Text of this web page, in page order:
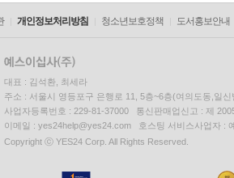
개인정보처리방침 청소년보호정책 도서홍보안내
대표 : 김석환, 최세라
주소 : 서울시 영등포구 은행로 11, 5층~6층(여의도동,일신
사업자등록번호 : 229-81-37000 통신판매업신고 : 제
이메일 : yes24help@yes24.com 호스팅 서비스사업자 :
Copyright ⓒ YES24 Corp. All Rights Reserved.